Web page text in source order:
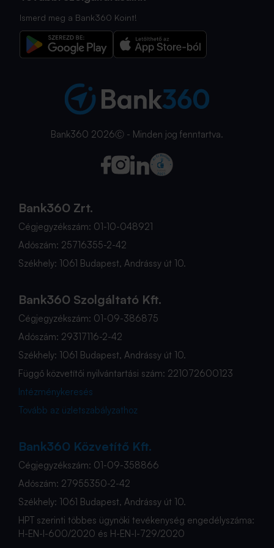
Ismerd meg a Bank360 Koint!
Bank360 2026Ⓒ - Minden jog fenntartva.
Bank360 Zrt.
Cégjegyzékszám: 01-10-048921
Adószám: 25716355-2-42
Székhely: 1061 Budapest, Andrássy út 10.
Bank360 Szolgáltató Kft.
Cégjegyzékszám: 01-09-386875
Adószám: 29317116-2-42
Székhely: 1061 Budapest, Andrássy út 10.
Függő közvetítői nyilvántartási szám: 221072600123
Intézménykeresés
Tovább az üzletszabályzathoz
Bank360 Közvetítő Kft.
Cégjegyzékszám: 01-09-358866
Adószám: 27955350-2-42
Székhely: 1061 Budapest, Andrássy út 10.
HPT szerinti többes ügynöki tevékenység engedélyszáma:
H-EN-I-600/2020 és H-EN-I-729/2020